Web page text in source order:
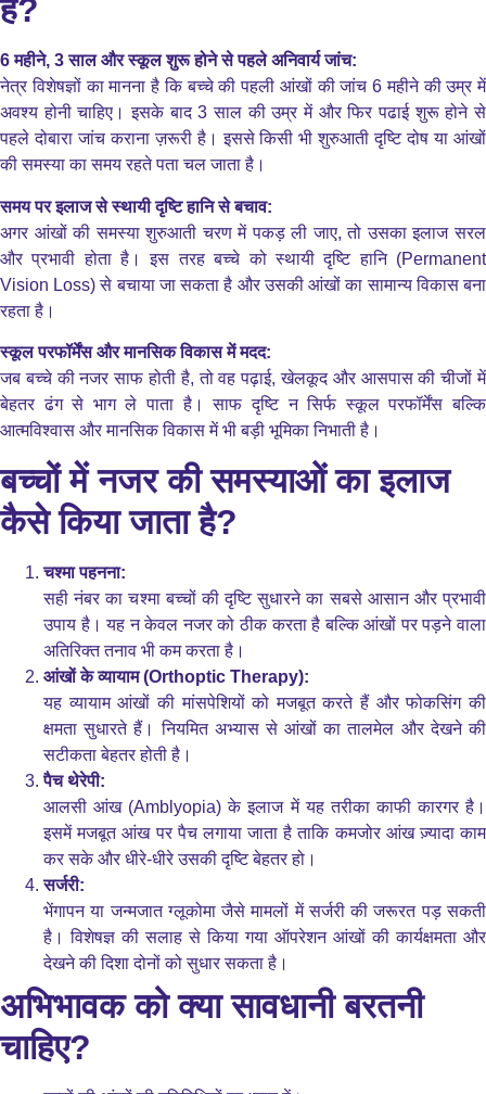
है?
6 महीने, 3 साल और स्कूल शुरू होने से पहले अनिवार्य जांच:
नेत्र विशेषज्ञों का मानना है कि बच्चे की पहली आंखों की जांच 6 महीने की उम्र में
अवश्य होनी चाहिए। इसके बाद 3 साल की उम्र में और फिर पढाई शुरू होने से
पहले दोबारा जांच कराना ज़रूरी है। इससे किसी भी शुरुआती दृष्टि दोष या आंखों
की समस्या का समय रहते पता चल जाता है।
समय पर इलाज से स्थायी दृष्टि हानि से बचाव:
अगर आंखों की समस्या शुरुआती चरण में पकड़ ली जाए, तो उसका इलाज सरल
और प्रभावी होता है। इस तरह बच्चे को स्थायी दृष्टि हानि (Permanent
Vision Loss) से बचाया जा सकता है और उसकी आंखों का सामान्य विकास बना
रहता है।
स्कूल परफॉर्मेंस और मानसिक विकास में मदद:
जब बच्चे की नजर साफ होती है, तो वह पढ़ाई, खेलकूद और आसपास की चीजों में
बेहतर ढंग से भाग ले पाता है। साफ दृष्टि न सिर्फ स्कूल परफॉर्मेंस बल्कि
आत्मविश्वास और मानसिक विकास में भी बड़ी भूमिका निभाती है।
बच्चों में नजर की समस्याओं का इलाज
कैसे किया जाता है?
चश्मा पहनना:
सही नंबर का चश्मा बच्चों की दृष्टि सुधारने का सबसे आसान और प्रभावी
उपाय है। यह न केवल नजर को ठीक करता है बल्कि आंखों पर पड़ने वाला
अतिरिक्त तनाव भी कम करता है।
आंखों के व्यायाम (Orthoptic Therapy):
यह व्यायाम आंखों की मांसपेशियों को मजबूत करते हैं और फोकसिंग की
क्षमता सुधारते हैं। नियमित अभ्यास से आंखों का तालमेल और देखने की
सटीकता बेहतर होती है।
पैच थेरेपी:
आलसी आंख (Amblyopia) के इलाज में यह तरीका काफी कारगर है।
इसमें मजबूत आंख पर पैच लगाया जाता है ताकि कमजोर आंख ज़्यादा काम
कर सके और धीरे-धीरे उसकी दृष्टि बेहतर हो।
सर्जरी:
भेंगापन या जन्मजात ग्लूकोमा जैसे मामलों में सर्जरी की जरूरत पड़ सकती
है। विशेषज्ञ की सलाह से किया गया ऑपरेशन आंखों की कार्यक्षमता और
देखने की दिशा दोनों को सुधार सकता है।
अभिभावक को क्या सावधानी बरतनी
चाहिए?